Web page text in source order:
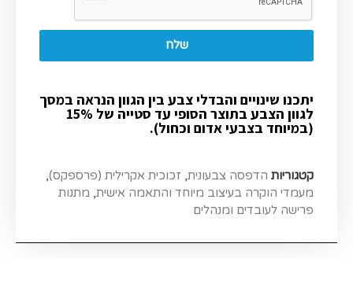
שלח
יתכנו שינויים והבדלי צבע בין הגוון הנראה במסך
לגוון הצבע בתוצר הסופי עד סטייה של 15%
(במיוחד בצבעי אדום וכחול).
קטגוריות הדפסה צבעונית, זכוכית אקרילית (פרספקס),
מעמדי הוקרה בעיצוב מיוחד והתאמה אישית, מתנות
פרישה לעובדים ומנהלים